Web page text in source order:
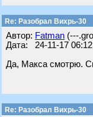
Re: Разобрал Вихрь-30
Автор: Fatman (---
Дата: 24-11-17 06:12
Да, Макса смотрю.
Re: Разобрал Вихрь-30